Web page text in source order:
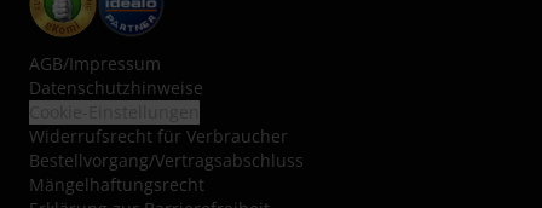
AGB/Impressum
Datenschutzhinweise
Widerrufsrecht für Verbraucher
Bestellvorgang/Vertragsabschluss
Mängelhaftungsrecht